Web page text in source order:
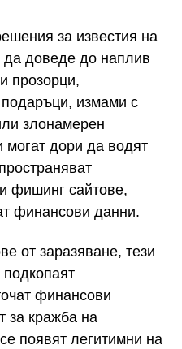
за известия на
доведе до наплив
прозорци,
измами с
злонамерен
дори да водят
фишинг сайтове,
финансови данни.
от заразяване, тези
финансови
за кражба на
появят легитимни на